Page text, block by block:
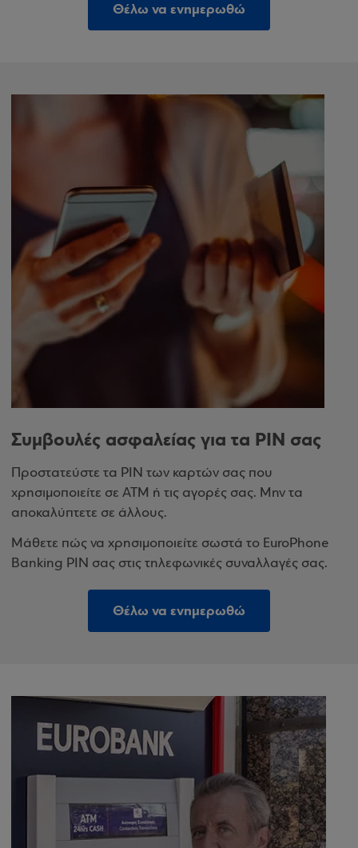
Θέλω να ενημερωθώ
Συμβουλές ασφαλείας για τα PIN σας
Προστατεύστε τα PIN των καρτών σας που
χρησιμοποιείτε σε ATM ή τις αγορές σας. Μην τα
αποκαλύπτετε σε άλλους.
Μάθετε πώς να χρησιμοποιείτε σωστά το EuroPhone
Banking PIN σας στις τηλεφωνικές συναλλαγές σας.
Θέλω να ενημερωθώ